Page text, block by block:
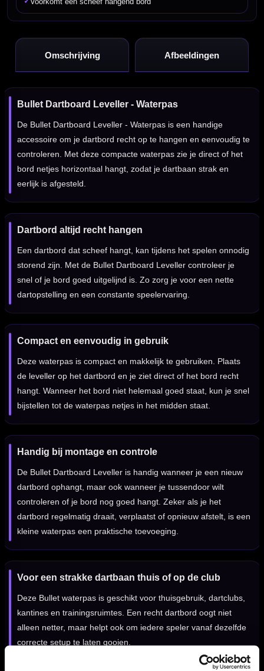
Voorkomt een scheef hangend bord
Omschrijving Afbeeldingen
Bullet Dartboard Leveller - Waterpas
De Bullet Dartboard Leveller - Waterpas is een handige
accessoire om je dartbord recht op te hangen en eenvoudig te
controleren. Met deze compacte waterpas zie je direct of het
bord netjes horizontaal hangt, zodat je dartbaan strak en
eerlijk is afgesteld.
Dartbord altijd recht hangen
Een dartbord dat scheef hangt, kan tijdens het spelen onnodig
storend zijn. Met de Bullet Dartboard Leveller controleer je
snel of je bord goed uitgelijnd is. Zo zorg je voor een nette
dartopstelling en een constante speelervaring.
Compact en eenvoudig in gebruik
Deze waterpas is compact en makkelijk te gebruiken. Plaats
de leveller op het dartbord en je ziet direct of het bord recht
hangt. Wanneer het bord niet helemaal goed staat, kun je snel
bijstellen tot de waterpas netjes in het midden staat.
Handig bij montage en controle
De Bullet Dartboard Leveller is handig wanneer je een nieuw
dartbord ophangt, maar ook wanneer je tussendoor wilt
controleren of je bord nog goed hangt. Zeker als je het
dartbord regelmatig draait, verplaatst of opnieuw afstelt, is een
kleine waterpas een praktische toevoeging.
Voor een strakke dartbaan thuis of op de club
Deze Bullet waterpas is geschikt voor thuisgebruik, dartclubs,
kantines en trainingsruimtes. Een recht dartbord oogt niet
alleen netter, maar helpt ook om iedere speler vanaf dezelfde
correcte setup te laten gooien.